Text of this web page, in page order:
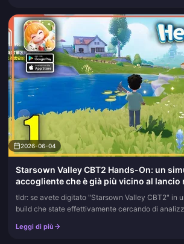
2026-06-04
Starsown Valley CBT2 Hands-On: un
accogliente che è già più vicino al lancio
media
tldr: se avete digitato "Starsown Valley CBT2" in
build che state effettivamente cercando di
Leggi di più